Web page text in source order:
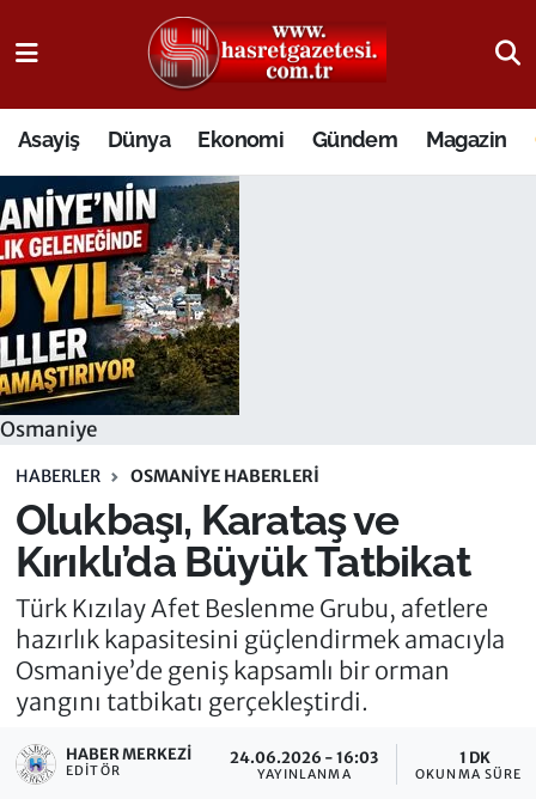
Asayiş Dünya Ekonomi Gündem Magazin
Osmaniye
HABERLER OSMANIYE HABERLERI
Olukbaşı, Karataş ve
Kırıklı’da Büyük Tatbikat
Türk Kızılay Afet Beslenme Grubu, afetlere
hazırlık kapasitesini güçlendirmek amacıyla
Osmaniye’de geniş kapsamlı bir orman
yangını tatbikatı gerçekleştirdi.
HABER MERKEZI
EDITÖR
24.06.2026 - 16:03
YAYINLANMA
1 DK
OKUNMA SÜRESI
Osmaniye Nöbetçi Eczaneler
Osmaniye Hava Durumu
Osmaniye Trafik Yoğunluk Haritası
Süper Lig Puan Durumu ve Fikstür
Tüm Manşetler
Son Dakika Haberleri